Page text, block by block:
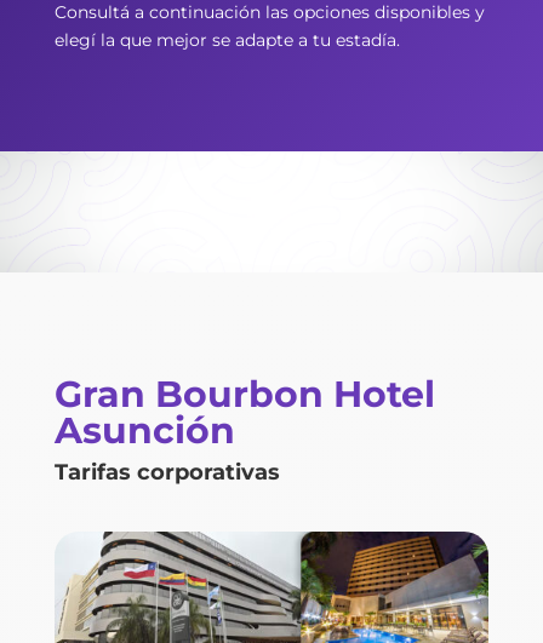
Consultá a continuación las opciones disponibles y
elegí la que mejor se adapte a tu estadía.
Gran Bourbon Hotel
Asunción
Tarifas corporativas